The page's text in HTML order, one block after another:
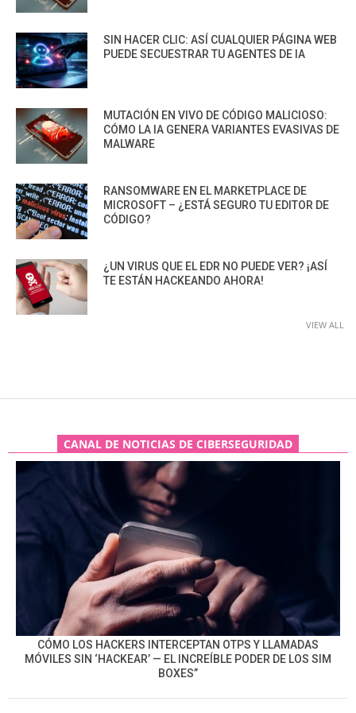
SIN HACER CLIC: ASÍ CUALQUIER PÁGINA WEB
PUEDE SECUESTRAR TU AGENTES DE IA
MUTACIÓN EN VIVO DE CÓDIGO MALICIOSO:
CÓMO LA IA GENERA VARIANTES EVASIVAS DE
MALWARE
RANSOMWARE EN EL MARKETPLACE DE
MICROSOFT – ¿ESTÁ SEGURO TU EDITOR DE
CÓDIGO?
¿UN VIRUS QUE EL EDR NO PUEDE VER? ¡ASÍ
TE ESTÁN HACKEANDO AHORA!
VIEW ALL
CANAL DE NOTICIAS DE CIBERSEGURIDAD
CÓMO LOS HACKERS INTERCEPTAN OTPS Y LLAMADAS
MÓVILES SIN ‘HACKEAR’ — EL INCREÍBLE PODER DE LOS SIM
BOXES”